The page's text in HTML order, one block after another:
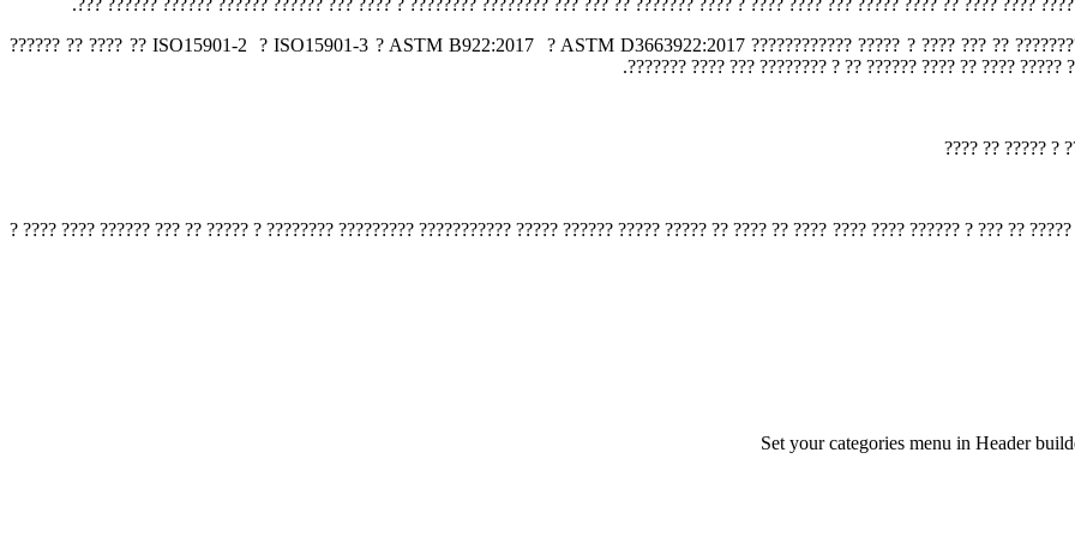
?????? ???? ? ????? ??? ??? ?? ???? ??????? ??? ???? ?? ??? ???????? ???? ???? ???? ?? ???? ????? ??? ???? ???? ? ???? ???????
?????? ?? ????????? ????? ????? ? ????? ????? ???? ???? ? ????? ????????? ?? ??? ???? ? ????? ???????????? ISO15901-2 ? ISO15901-3 ? ASTM B922:2017 ? ASTM D3663922:2017 ?? ???? ?? ??????
?????? ??? ???? ? ????????? ????? ?? ?? ???? ?????
???? ??? ??
????? ? ????? ???????? ? ??????? ???? ??????? ?????????? ? ???????? ????? ?? ??? ? ?????? ???? ???? ???? ?? ???? ?? ????? ????? ??????
Set your categories menu in Header